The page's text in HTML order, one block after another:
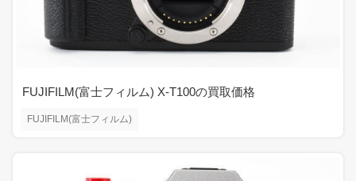
FUJIFILM(富士フィルム)
FUJIFILM(富士フィルム) X-T100の買取価格